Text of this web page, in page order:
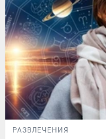
РАЗВЛЕЧЕНИЯ